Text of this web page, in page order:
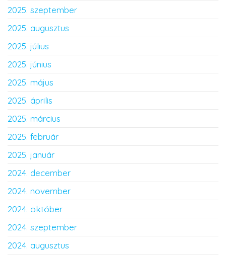
2025. szeptember
2025. augusztus
2025. július
2025. június
2025. május
2025. április
2025. március
2025. február
2025. január
2024. december
2024. november
2024. október
2024. szeptember
2024. augusztus